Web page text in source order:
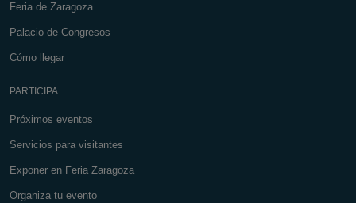
Feria de Zaragoza
Palacio de Congresos
Cómo llegar
PARTICIPA
Próximos eventos
Servicios para visitantes
Exponer en Feria Zaragoza
Organiza tu evento